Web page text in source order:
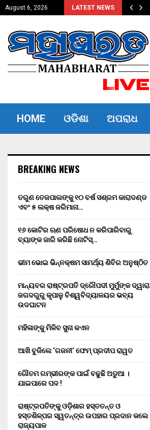
August 6, 2026 LATEST NEWS
ଏବଂ…
HOME ଓଡିଶା ଅପରାଧ
BREAKING NEWS
ତରୁଣ ତେଜପାଲଙ୍କୁ ୧୦ ବର୍ଷ ସଶ୍ରମ କାରାଦଣ୍ଡ
ଏବଂ ₹୫ ଲକ୍ଷ ଜରିମାନା…
୧୬ କୋଟିର ଋଣ ପରିଷୋଧ ନ କରିପାରିବାରୁ
ବ୍ୟାଙ୍କ ଜାରି କରିଛି ନୋଟିସ୍…
ଭୀମ ଭୋଇ ଭିନ୍ନକ୍ଷମ ସାମର୍ଥ୍ୟ ଶିବିର ଅନୁଷ୍ଠିତ
ମାନ୍ୟବର ରାଷ୍ଟ୍ରପତି ଦ୍ରୌପଦୀ ମୁର୍ମୁଙ୍କ ଦ୍ୱାରା
ଜଗଦଗୁରୁ କୃପାଳୁ ବିଶ୍ୱବିଦ୍ୟାଳୟର ଭବ୍ୟ
ଉଦଘାଟନ
ମହିଳାଙ୍କୁ ମିଳିବ ସୁନା କଏନ
ଆଖି ବୁଜିଲେ ‘ଗଜନୀ’ ଫେମ୍ ପ୍ରଦୀପ ରାୱତ
ଗୌତମ ଗମ୍ଭୀରଙ୍କ ପାଇଁ ବଢୁଛି ଅଡୁଆ ।
ଯାଇପାରେ ପଦ !
ରାଷ୍ଟ୍ରପତିଙ୍କୁ ଓଡ଼ିଶାର ହସ୍ତତନ୍ତ ଓ
ହସ୍ତଶିଳ୍ପର ସ୍ୱତନ୍ତ୍ର ଉପହାର ପ୍ରଦାନ କଲେ
ରାଜ୍ୟପାଳ